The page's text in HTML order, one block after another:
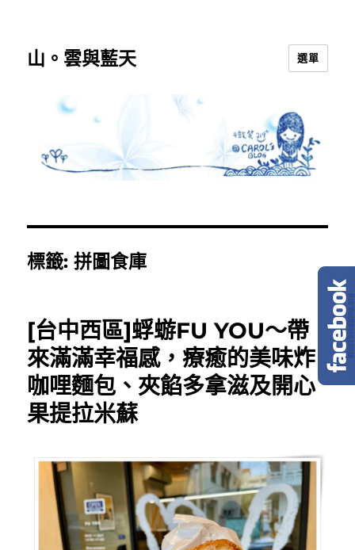
山。雲與藍天 選單
標籤:拼圖食庫
[台中西區]蜉蝣FU YOU～帶
來滿滿幸福感，療癒的美味炸
咖哩麵包、夾餡多拿滋及開心
果提拉米蘇